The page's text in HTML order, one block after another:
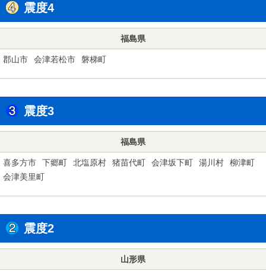
震度4
福島県
郡山市 会津若松市 磐梯町
震度3
福島県
喜多方市 下郷町 北塩原村 猪苗代町 会津坂下町 湯川村
柳津町
会津美里町
震度2
山形県